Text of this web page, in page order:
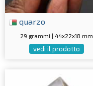
quarzo
29 grammi | 44x22x18 mm
vedi il prodotto